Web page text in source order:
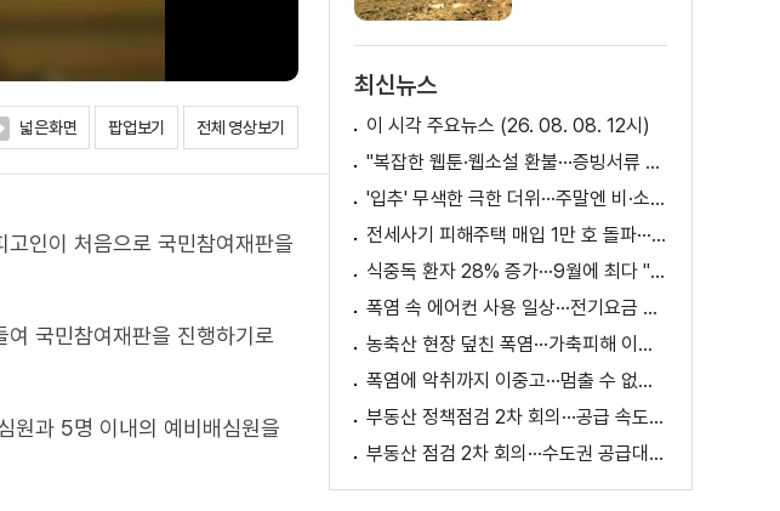
넓은화면 팝업보기 전체 영상보기
인이 처음으로 국민참여재판을
국민참여재판을 진행하기로
원과 5명 이내의 예비배심원을
최신뉴스
이 시각 주요뉴스 (26. 08. 08. 12시)
"복잡한 웹툰·웹소설 환불···증빙서류 요구까지"
'입추' 무색한 극한 더위···주말엔 비·소나기
전세사기 피해주택 매입 1만 호 돌파···피해 지원 속도
식중독 환자 28% 증가···9월에 최다 "입추 방심 금물"
폭염 속 에어컨 사용 일상···전기요금 줄이려면?
농축산 현장 덮친 폭염···가축피해 이틀 새 28만 마리↑
폭염에 악취까지 이중고···멈출 수 없는 필수노동
부동산 정책점검 2차 회의···공급 속도전 본격화하나
부동산 점검 2차 회의···수도권 공급대책 논의